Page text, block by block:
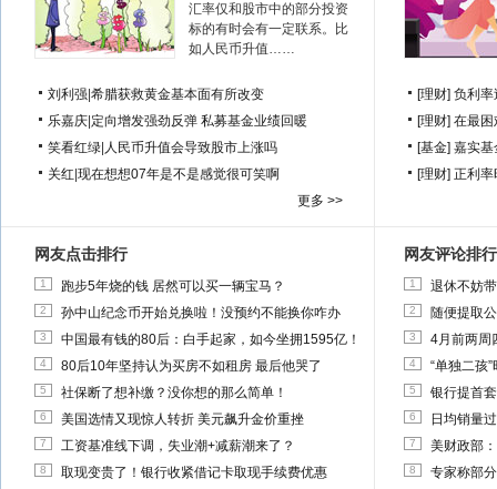
汇率仅和股市中的部分投资
标的有时会有一定联系。比
如人民币升值……
刘利强 希腊获救黄金基本面有所改变
乐嘉庆 定向增发强劲反弹 私募基金业绩回暖
笑看红绿 人民币升值会导致股市上涨吗
关红 现在想想07年是不是感觉很可笑啊
更多 >>
[理财] 负利率
[理财] 在最困
[基金] 嘉实基
[理财] 正利率
网友点击排行
1 跑步5年烧的钱 居然可以买一辆宝马？
2 孙中山纪念币开始兑换啦！没预约不能换你咋办
3 中国最有钱的80后：白手起家，如今坐拥1595亿！
4 80后10年坚持认为买房不如租房 最后他哭了
5 社保断了想补缴？没你想的那么简单！
6 美国选情又现惊人转折 美元飙升金价重挫
7 工资基准线下调，失业潮+减薪潮来了？
8 取现变贵了！银行收紧借记卡取现手续费优惠
网友评论排行
1 退休不妨
2 随便提取
3 4月前两周
4 “单独二孩
5 银行提首
6 日均销量
7 美财政部
8 专家称部